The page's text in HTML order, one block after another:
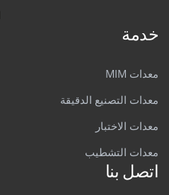
خدمة
معدات MIM
معدات التصنيع الدقيقة
معدات الاختبار
معدات التشطيب
اتصل بنا